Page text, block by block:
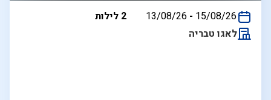
בין
13/08/26 - 15/08/26
2 לילות
לאגו טבריה